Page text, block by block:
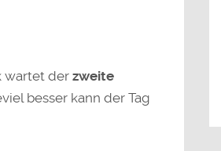
wartet der zweite
besser kann der Tag